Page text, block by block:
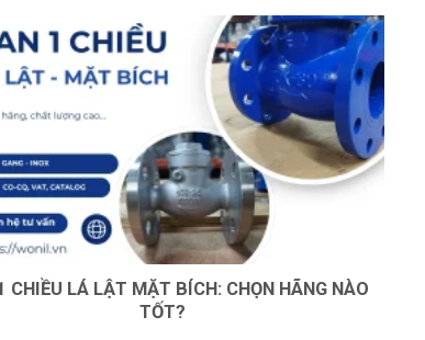
CHIỀU LÁ LẬT MẶT BÍCH: CHỌN HÃNG NÀO
TỐT?